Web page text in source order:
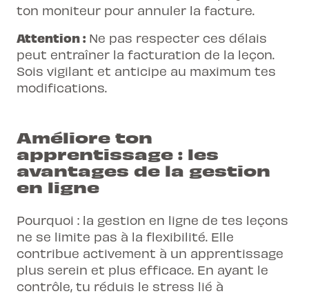
ton moniteur pour annuler la facture.
Attention : Ne pas respecter ces délais
peut entraîner la facturation de la leçon.
Sois vigilant et anticipe au maximum tes
modifications.
Améliore ton
apprentissage : les
avantages de la gestion
en ligne
Pourquoi : la gestion en ligne de tes leçons
ne se limite pas à la flexibilité. Elle
contribue activement à un apprentissage
plus serein et plus efficace. En ayant le
contrôle, tu réduis le stress lié à